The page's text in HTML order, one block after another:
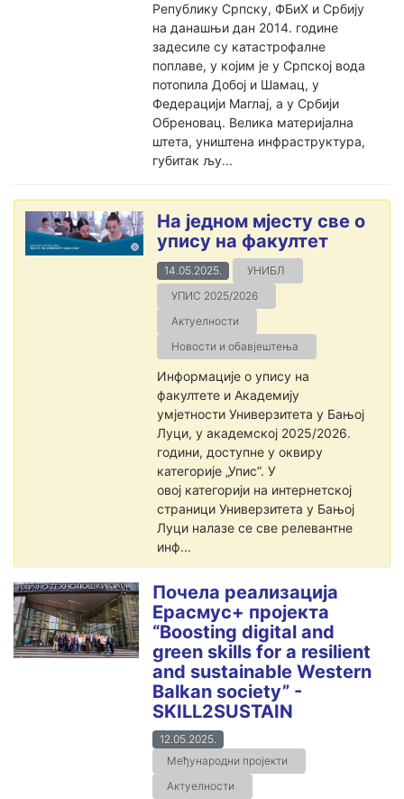
Републику Српску, ФБиХ и Србију
на данашњи дан 2014. године
задесиле су катастрофалне
поплаве, у којим је у Српској вода
потопила Добој и Шамац, у
Федерацији Маглај, а у Србији
Обреновац. Велика материјална
штета, уништена инфраструктура,
губитак љу...
На једном мјесту све о
упису на факултет
14.05.2025.
УНИБЛ
УПИС 2025/2026
Актуелности
Новости и обавјештења
Информације о упису на
факултете и Академију
умјетности Универзитета у Бањој
Луци, у академској 2025/2026.
години, доступне у оквиру
категорије „Упис”. У
овој категорији на интернетској
страници Универзитета у Бањој
Луци налазе се све релевантне
инф...
Почела реализација
Ерасмус+ пројекта
“Boosting digital and
green skills for a resilient
and sustainable Western
Balkan society” -
SKILL2SUSTAIN
12.05.2025.
Међународни пројекти
Актуелности